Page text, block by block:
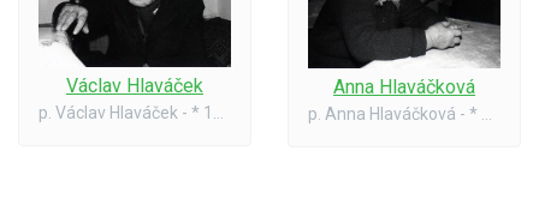
Václav Hlaváček Anna Hlaváčková